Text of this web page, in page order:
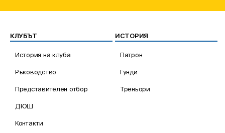
КЛУБЪТ
История на клуба
Ръководство
Представителен отбор
ДЮШ
Контакти
ИСТОРИЯ
Патрон
Гунди
Треньори